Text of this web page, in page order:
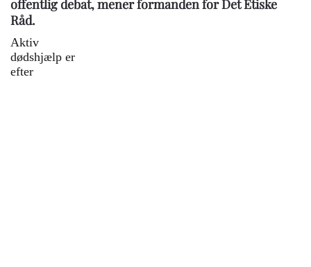
offentlig debat, mener formanden for Det Etiske
Råd.
Aktiv
dødshjælp er
efter